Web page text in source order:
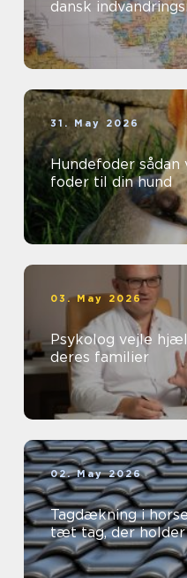
dansk
31. May 2026
Hundefoder sådan vælger du det rigtige
foder til din hund
03. May 2026
Psykolog vejle hjælp til børn, unge og
deres familier
02. May 2026
Tagdækning i
tæt tag, der holder